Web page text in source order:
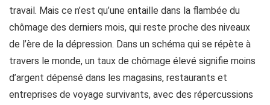
travail. Mais ce n’est qu’une entaille dans la flambée du
chômage des derniers mois, qui reste proche des niveaux
de l’ère de la dépression. Dans un schéma qui se répète à
travers le monde, un taux de chômage élevé signifie moins
d’argent dépensé dans les magasins, restaurants et
entreprises de voyage survivants, avec des répercussions